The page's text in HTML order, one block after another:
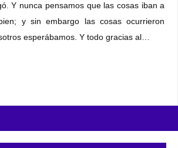
Y nunca pensamos que las cosas iban a
y sin embargo las cosas ocurrieron
esperábamos. Y todo gracias al…